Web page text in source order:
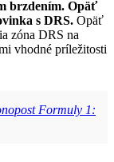
brzdením. Opäť
s DRS. Opäť
zóna DRS na
vhodné príležitosti
Formuly 1: